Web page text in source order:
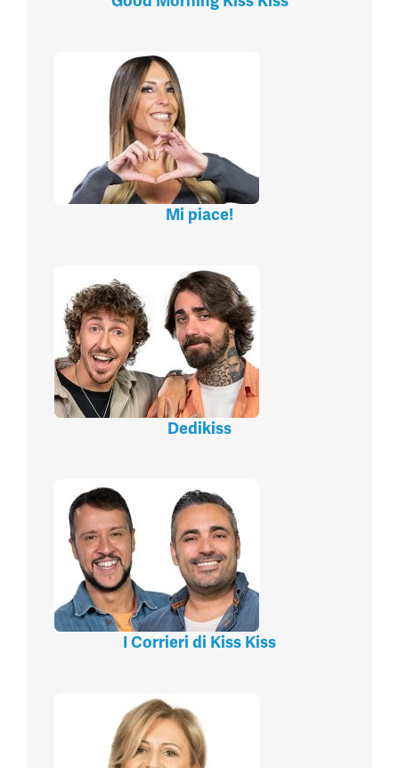
Mi piace!
Dedikiss
I Corrieri di Kiss Kiss